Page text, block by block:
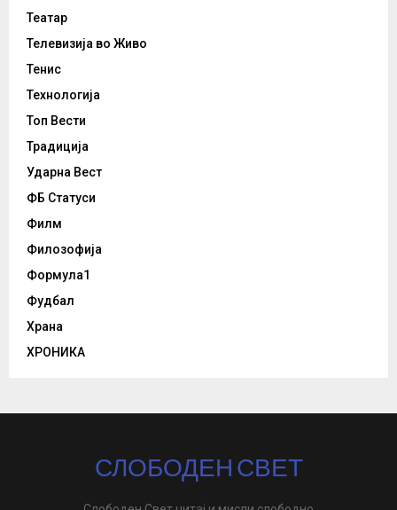
Театар
Телевизија во Живо
Тенис
Технологија
Топ Вести
Традиција
Ударна Вест
ФБ Статуси
Филм
Филозофија
Формула1
Фудбал
Храна
ХРОНИКА
СЛОБОДЕН СВЕТ